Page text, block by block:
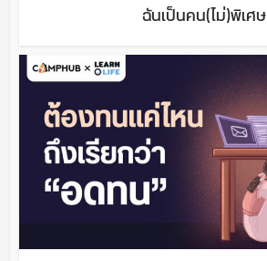
ฉันเป็นคน(ไม่)พิเศษ